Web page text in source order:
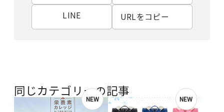
LINE
URLをコピー
同じカテゴリーの記事
NEW NEW